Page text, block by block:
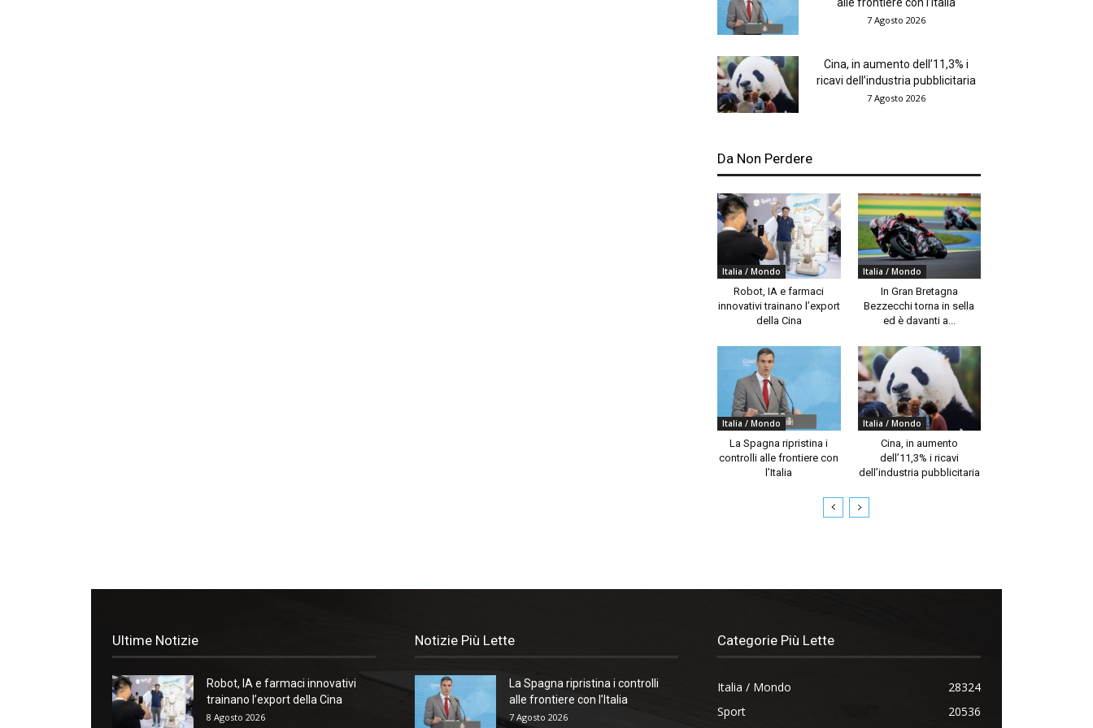
alle frontiere con l’Italia
7 Agosto 2026
Cina, in aumento dell’11,3% i
ricavi dell’industria pubblicitaria
7 Agosto 2026
Da Non Perdere
Italia / Mondo
Robot, IA e farmaci
innovativi trainano l’export
della Cina
Italia / Mondo
In Gran Bretagna
Bezzecchi torna in sella
ed è davanti a...
Italia / Mondo
La Spagna ripristina i
controlli alle frontiere con
l’Italia
Italia / Mondo
Cina, in aumento
dell’11,3% i ricavi
dell’industria pubblicitaria
Ultime Notizie
Robot, IA e farmaci innovativi
trainano l’export della Cina
8 Agosto 2026
Notizie Più Lette
La Spagna ripristina i controlli
alle frontiere con l’Italia
7 Agosto 2026
Categorie Più Lette
Italia / Mondo
28324
Sport
20536